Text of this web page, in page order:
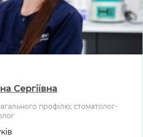
Сергіївна
профілю; стоматолог-